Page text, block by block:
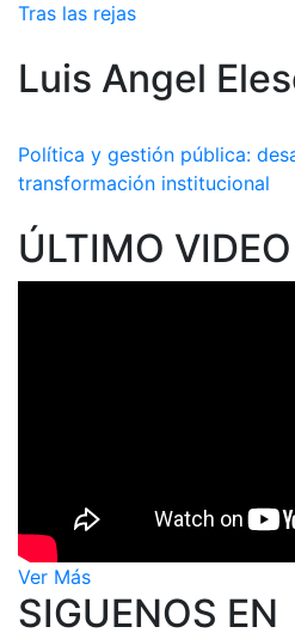
Tras las rejas
Luis Angel
Política y gestión pública:
transformación institucional
ÚLTIMO VIDEO
Ver Más
SIGUENOS EN